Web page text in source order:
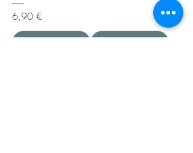
Prix
6,90 €